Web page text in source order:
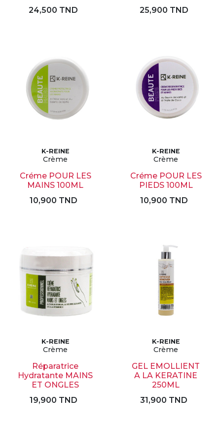
24,500 TND
25,900 TND
K-REINE
Crème
Créme POUR LES
MAINS 100ML
10,900 TND
K-REINE
Crème
Créme POUR LES
PIEDS 100ML
10,900 TND
K-REINE
Crème
Réparatrice
Hydratante MAINS
ET ONGLES
19,900 TND
K-REINE
Crème
GEL EMOLLIENT
A LA KERATINE
250ML
31,900 TND